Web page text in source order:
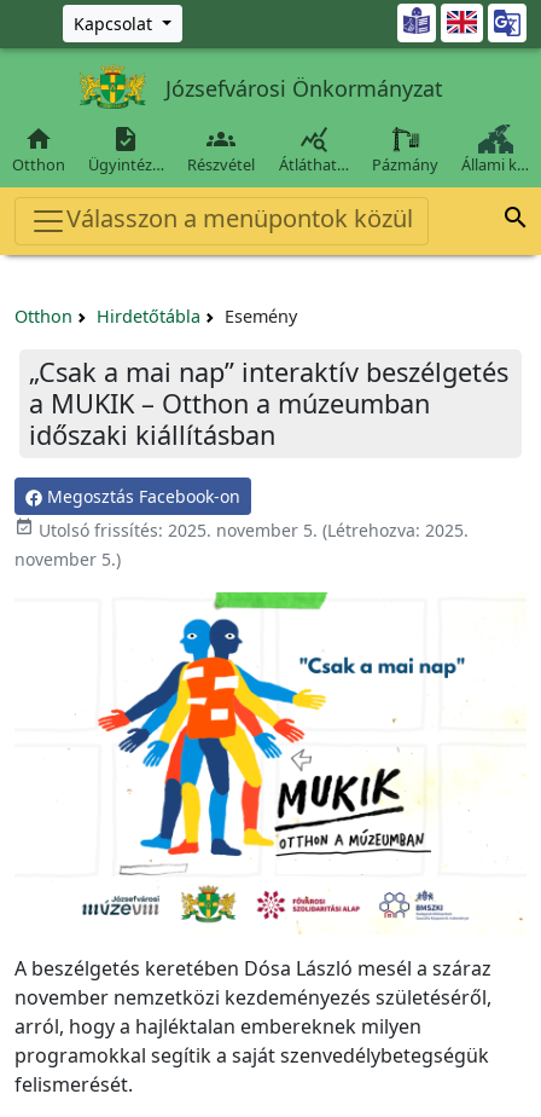
Ugrás a fő tartalomra
Kapcsolat 
Józsefvárosi Önkormányzat

Otthon

Ügyintéz…

Részvétel

Átláthat… Pázmány Állami k…
Válasszon a menüpontok közül 
Otthon Hirdetőtábla Esemény
„Csak a mai nap” interaktív beszélgetés
a MUKIK – Otthon a múzeumban
időszaki kiállításban
Megosztás Facebook-on
 Utolsó frissítés: 2025. november 5. (Létrehozva: 2025.
november 5.)
A beszélgetés keretében Dósa László mesél a száraz
november nemzetközi kezdeményezés születéséről,
arról, hogy a hajléktalan embereknek milyen
programokkal segítik a saját szenvedélybetegségük
felismerését.